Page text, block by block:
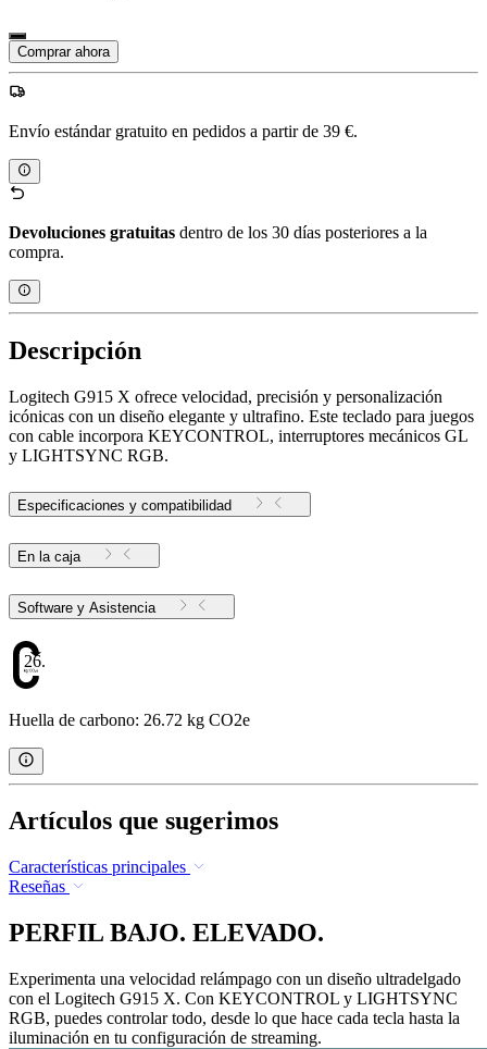
Comprar ahora
Envío estándar gratuito en pedidos a partir de 39 €.
Devoluciones gratuitas dentro de los 30 días posteriores a la
compra.
Descripción
Logitech G915 X ofrece velocidad, precisión y personalización
icónicas con un diseño elegante y ultrafino. Este teclado para juegos
con cable incorpora KEYCONTROL, interruptores mecánicos GL
y LIGHTSYNC RGB.
Especificaciones y compatibilidad
En la caja
Software y Asistencia
26.72
Huella de carbono: 26.72 kg CO2e
Artículos que sugerimos
Características principales
Reseñas
PERFIL BAJO. ELEVADO.
Experimenta una velocidad relámpago con un diseño ultradelgado
con el Logitech G915 X. Con KEYCONTROL y LIGHTSYNC
RGB, puedes controlar todo, desde lo que hace cada tecla hasta la
iluminación en tu configuración de streaming.